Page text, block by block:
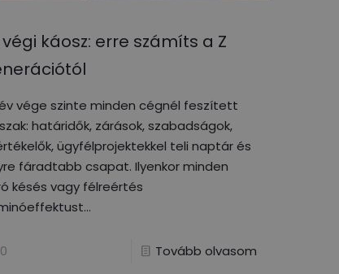
végi káosz: erre számíts a Z
vége szinte minden cégnél feszített
határidők, zárások, szabadságok,
ügyfélprojektekkel teli naptár és
fáradtabb csapat. Ilyenkor minden
késés vagy félreértés
0 Tovább olvasom